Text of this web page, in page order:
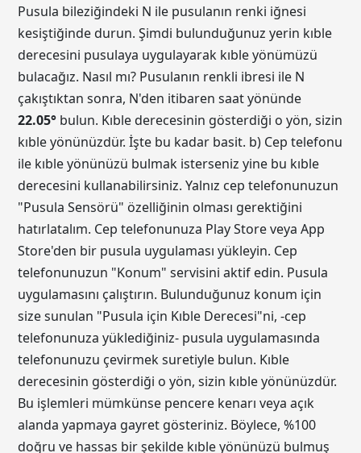
Pusula bileziğindeki N ile pusulanın renki iğnesi
kesiştiğinde durun. Şimdi bulunduğunuz yerin kıble
derecesini pusulaya uygulayarak kıble yönümüzü
bulacağız. Nasıl mı? Pusulanın renkli ibresi ile N
çakıştıktan sonra, N'den itibaren saat yönünde
22.05° bulun. Kıble derecesinin gösterdiği o yön, sizin
kıble yönünüzdür. İşte bu kadar basit. b) Cep telefonu
ile kıble yönünüzü bulmak isterseniz yine bu kıble
derecesini kullanabilirsiniz. Yalnız cep telefonunuzun
"Pusula Sensörü" özelliğinin olması gerektiğini
hatırlatalım. Cep telefonunuza Play Store veya App
Store'den bir pusula uygulaması yükleyin. Cep
telefonunuzun "Konum" servisini aktif edin. Pusula
uygulamasını çalıştırın. Bulunduğunuz konum için
size sunulan "Pusula için Kıble Derecesi"ni, -cep
telefonunuza yüklediğiniz- pusula uygulamasında
telefonunuzu çevirmek suretiyle bulun. Kıble
derecesinin gösterdiği o yön, sizin kıble yönünüzdür.
Bu işlemleri mümkünse pencere kenarı veya açık
alanda yapmaya gayret gösteriniz. Böylece, %100
doğru ve hassas bir şekilde kıble yönünüzü bulmuş